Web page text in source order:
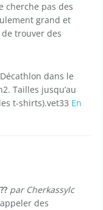
cherche pas des
grand et
trouver des
dans le
Tailles jusqu’au
t-shirts).vet33 En
par Cherkassylc
des